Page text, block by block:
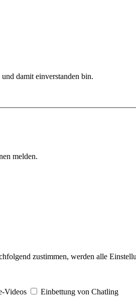
und damit einverstanden bin.
melden.
zustimmen, werden alle
Videos
Einbettung von Chatling